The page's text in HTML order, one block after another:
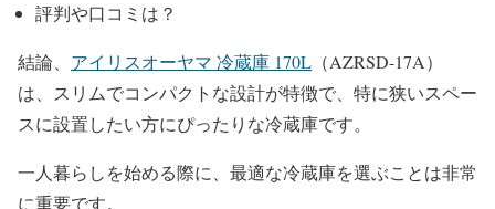
評判や口コミは？
結論、 アイリスオーヤマ 冷蔵庫 170L （AZRSD-17A）
は、スリムでコンパクトな設計が特徴で、特に狭いスペー
スに設置したい方にぴったりな冷蔵庫です。
一人暮らしを始める際に、最適な冷蔵庫を選ぶことは非常
に重要です。